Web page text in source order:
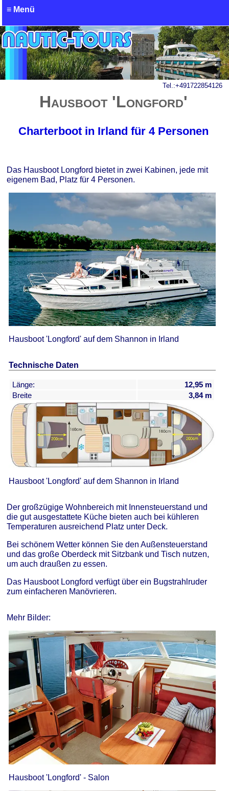
≡ Menü
Tel.:+491722854126
Hausboot 'Longford'
Charterboot in Irland für 4 Personen
Das Hausboot Longford bietet in zwei Kabinen, jede mit
eigenem Bad, Platz für 4 Personen.
Hausboot 'Longford' auf dem Shannon in Irland
Technische Daten
Länge:
12,95 m
Breite
3,84 m
Hausboot 'Longford' auf dem Shannon in Irland
Der großzügige Wohnbereich mit Innensteuerstand und
die gut ausgestattete Küche bieten auch bei kühleren
Temperaturen ausreichend Platz unter Deck.
Bei schönem Wetter können Sie den Außensteuerstand
und das große Oberdeck mit Sitzbank und Tisch nutzen,
um auch draußen zu essen.
Das Hausboot Longford verfügt über ein Bugstrahlruder
zum einfacheren Manövrieren.
Mehr Bilder:
Hausboot 'Longford' - Salon